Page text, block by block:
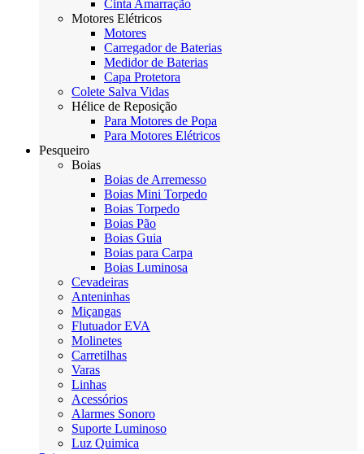
Cinta Amarração
Motores Elétricos
Motores
Carregador de Baterias
Medidor de Baterias
Capa Protetora
Colete Salva Vidas
Hélice de Reposição
Para Motores de Popa
Para Motores Elétricos
Pesqueiro
Boias
Boias de Arremesso
Boias Mini Torpedo
Boias Torpedo
Boias Pão
Boias Guia
Boias para Carpa
Boias Luminosa
Cevadeiras
Anteninhas
Miçangas
Flutuador EVA
Molinetes
Carretilhas
Varas
Linhas
Acessórios
Alarmes Sonoro
Suporte Luminoso
Luz Quimica